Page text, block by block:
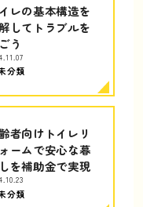
レの基本構造を
してトラブルを
う
分類
者向けトイレリ
ームで安心な暮
を補助金で実現
分類